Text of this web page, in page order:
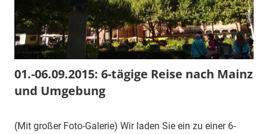
01.-06.09.2015: 6-tägige Reise nach Mainz
und Umgebung
1.
1.
Veranstaltung
(Mit großer Foto-Galerie) Wir laden Sie ein zu einer 6-